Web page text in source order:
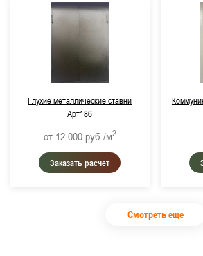
Глухие металлические ставни
Арт186
от 12 000 руб./м2
Заказать расчет
Смотреть еще